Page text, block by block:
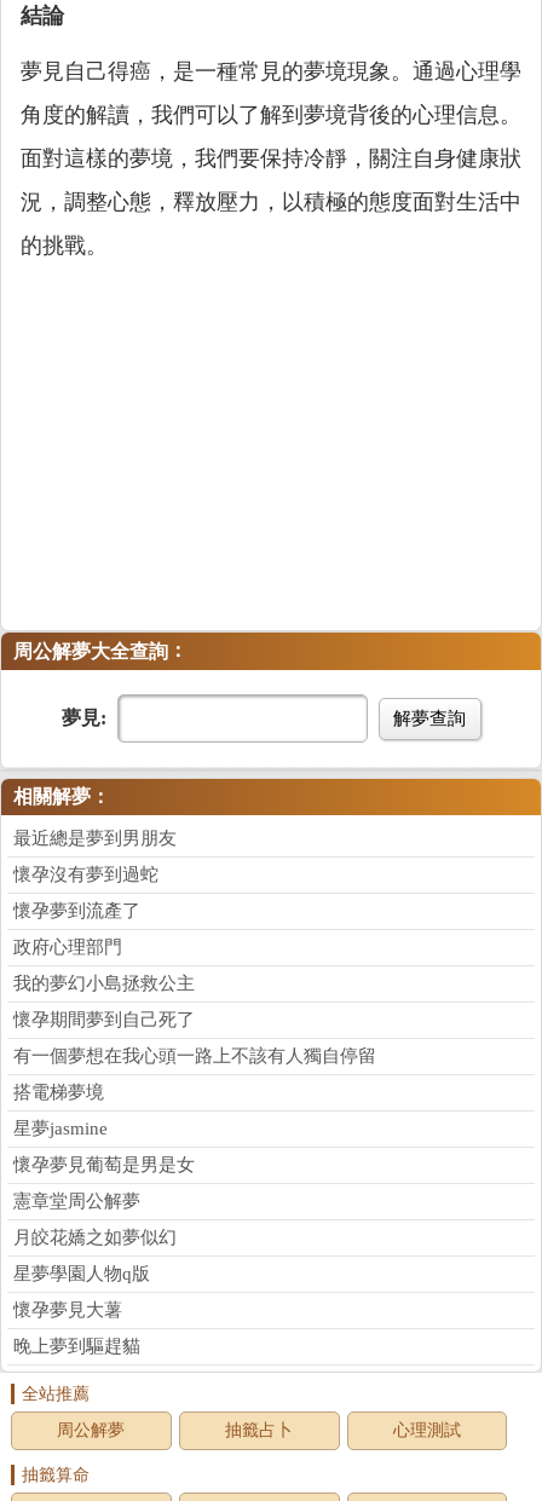
結論
夢見自己得癌，是一種常見的夢境現象。通過心理學
角度的解讀，我們可以了解到夢境背後的心理信息。
面對這樣的夢境，我們要保持冷靜，關注自身健康狀
況，調整心態，釋放壓力，以積極的態度面對生活中
的挑戰。
周公解夢大全查詢 ：
夢見: 解夢查詢
相關解夢：
最近總是夢到男朋友
懷孕沒有夢到過蛇
懷孕夢到流產了
政府心理部門
我的夢幻小島拯救公主
懷孕期間夢到自己死了
有一個夢想在我心頭一路上不該有人獨自停留
搭電梯夢境
星夢jasmine
懷孕夢見葡萄是男是女
憲章堂周公解夢
月皎花嬌之如夢似幻
星夢學園人物q版
懷孕夢見大薯
晚上夢到驅趕貓
全站推薦
周公解夢
抽籤占卜 心理測試
抽籤算命